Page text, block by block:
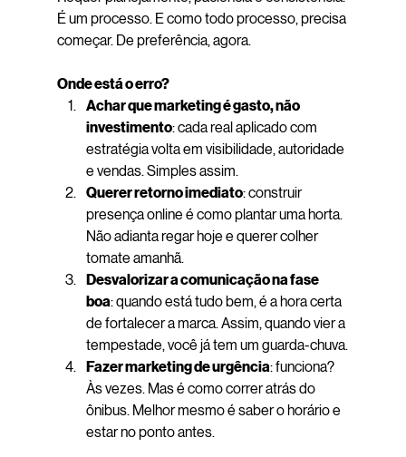
É um processo. E como todo processo, precisa
começar. De preferência, agora.
Onde está o erro?
Achar que marketing é gasto, não
investimento: cada real aplicado com
estratégia volta em visibilidade, autoridade
e vendas. Simples assim.
Querer retorno imediato: construir
presença online é como plantar uma horta.
Não adianta regar hoje e querer colher
tomate amanhã.
Desvalorizar a comunicação na fase
boa: quando está tudo bem, é a hora certa
de fortalecer a marca. Assim, quando vier a
tempestade, você já tem um guarda-chuva.
Fazer marketing de urgência: funciona?
Às vezes. Mas é como correr atrás do
ônibus. Melhor mesmo é saber o horário e
estar no ponto antes.